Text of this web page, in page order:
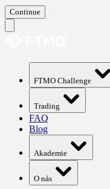
Continue
FTMO Challenge
Trading
FAQ
Blog
Akademie
O nás